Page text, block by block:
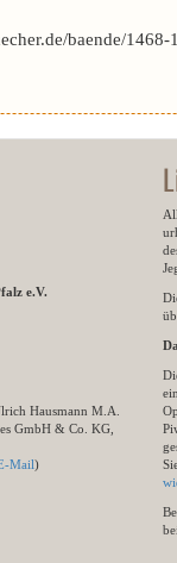
baende/
e.V.
Hausmann M.A.
GmbH & Co. KG,
Mail)